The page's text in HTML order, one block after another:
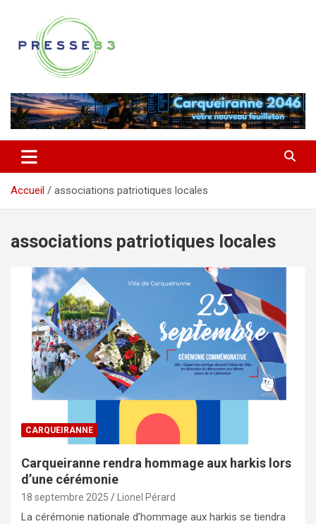
contenu
Presse 83
Accueil associations patriotiques locales
associations patriotiques locales
CARQUEIRANNE
Carqueiranne rendra hommage aux harkis lors
d’une cérémonie
18 septembre 2025 Lionel Pérard
La cérémonie nationale d’hommage aux harkis se tiendra